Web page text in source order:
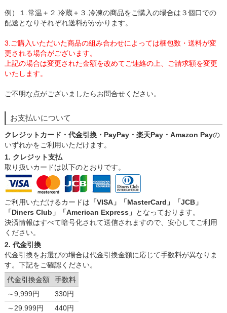
例）１.常温＋２.冷蔵＋３.冷凍の商品をご購入の場合は３個口での
配送となりそれぞれ送料がかかります。
3.ご購入いただいた商品の組み合わせによっては梱包数・送料が変
更される場合がございます。
上記の場合は変更された金額を改めてご連絡の上、ご請求額を変更
いたします。
ご不明な点がございましたらお問合せください。
お支払いについて
クレジットカード・代金引換・PayPay・楽天Pay・Amazon Payの
いずれかをご利用いただけます。
1. クレジット支払
取り扱いカードは以下のとおりです。
ご利用いただけるカードは 「VISA」「MasterCard」「JCB」
「Diners Club」「American Express」 となっております。
決済情報はすべて暗号化されて送信されますので、安心してご利用
ください。
2. 代金引換
代金引換をお選びの場合は代金引換金額に応じて手数料が異なりま
す。下記をご確認ください。
代金引換金額
手数料
～9,999円
330円
～29.999円
440円